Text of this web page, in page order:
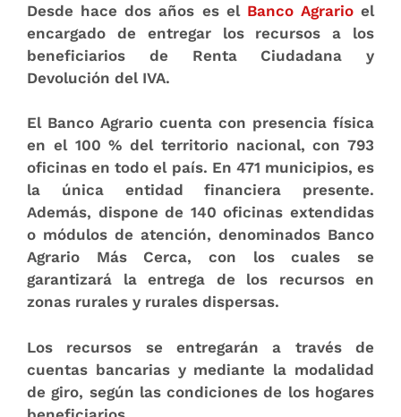
Desde hace dos años es el Banco Agrarioel
encargado de entregar los recursos a los
beneficiarios de Renta Ciudadana y
Devolución del IVA.
El Banco Agrario cuenta con presencia física
en el 100 % del territorio nacional, con 793
oficinas en todo el país. En 471 municipios, es
la única entidad financiera presente.
Además, dispone de 140 oficinas extendidas
o módulos de atención, denominados Banco
Agrario Más Cerca, con los cuales se
garantizará la entrega de los recursos en
zonas rurales y rurales dispersas.
Los recursos se entregarán a través de
cuentas bancarias y mediante la modalidad
de giro, según las condiciones de los hogares